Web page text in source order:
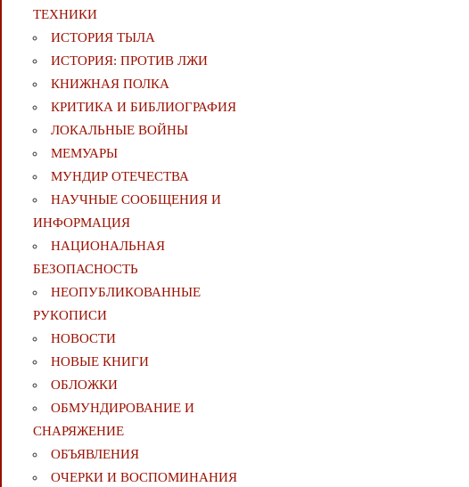
ТЕХНИКИ
ИСТОРИЯ ТЫЛА
ИСТОРИЯ: ПРОТИВ ЛЖИ
КНИЖНАЯ ПОЛКА
КРИТИКА И БИБЛИОГРАФИЯ
ЛОКАЛЬНЫЕ ВОЙНЫ
МЕМУАРЫ
МУНДИР ОТЕЧЕСТВА
НАУЧНЫЕ СООБЩЕНИЯ И
ИНФОРМАЦИЯ
НАЦИОНАЛЬНАЯ
БЕЗОПАСНОСТЬ
НЕОПУБЛИКОВАННЫЕ
РУКОПИСИ
НОВОСТИ
НОВЫЕ КНИГИ
ОБЛОЖКИ
ОБМУНДИРОВАНИЕ И
СНАРЯЖЕНИЕ
ОБЪЯВЛЕНИЯ
ОЧЕРКИ И ВОСПОМИНАНИЯ